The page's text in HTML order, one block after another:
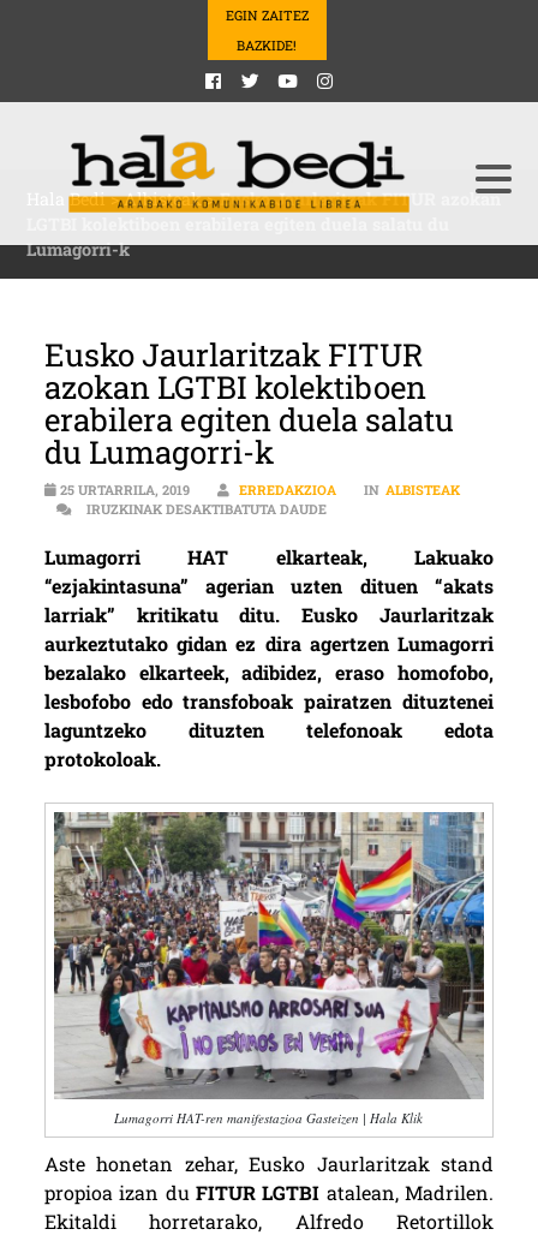
EGIN ZAITEZ
BAZKIDE!
Hala Bedi>Albisteak>Eusko Jaurlaritzak FITUR azokan
Lumagorri-k
Eusko Jaurlaritzak FITUR
azokan LGTBI kolektiboen
erabilera egiten duela salatu
du Lumagorri-k
25 URTARRILA, 2019 ERREDAKZIOA IN ALBISTEAK
IRUZKINAK DESAKTIBATUTA DAUDEEUSKO JAURLARITZAK FITUR
Lumagorri HAT elkarteak, Lakuako
“ezjakintasuna” agerian uzten dituen “akats
larriak” kritikatu ditu. Eusko Jaurlaritzak
aurkeztutako gidan ez dira agertzen Lumagorri
bezalako elkarteek, adibidez, eraso homofobo,
lesbofobo edo transfoboak pairatzen dituztenei
laguntzeko dituzten telefonoak edota
protokoloak.
Lumagorri HAT-ren manifestazioa Gasteizen | Hala Klik
Aste honetan zehar, Eusko Jaurlaritzak stand
propioa izan du FITUR LGTBI atalean, Madrilen.
Ekitaldi horretarako, Alfredo Retortillok